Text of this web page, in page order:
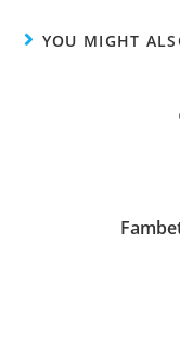
YOU MIGHT